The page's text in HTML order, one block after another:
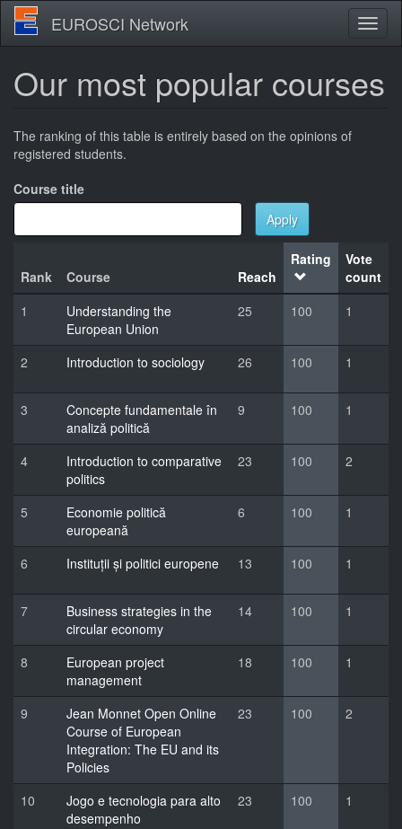
Skip
main
EUROSCI Network
Our most popular courses
The ranking of this table is entirely based on the opinions of
registered students.
Course title
Apply
Rank Course Reach
Rating
Vote
count
1
Understanding the
European Union
25 100 1
2 Introduction to sociology 26 100 1
3
Concepte fundamentale în
analiză politică
9 100 1
4
Introduction to comparative
politics
23 100 2
5
Economie politică
europeană
6 100 1
6 Instituții și politici europene 13 100 1
7
Business strategies in the
circular economy
14 100 1
8
European project
management
18 100 1
9
Jean Monnet Open Online
Course of European
Integration: The EU and its
Policies
23 100 2
10
Jogo e tecnologia para alto
desempenho
23 100 1